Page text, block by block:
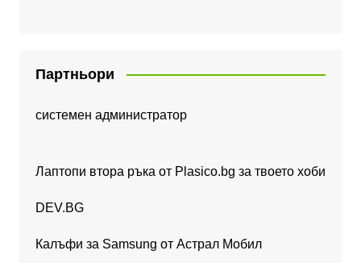
Партньори
системен администратор
Лаптопи втора ръка от Plasico.bg за твоето хоби
DEV.BG
Калъфи за Samsung от Астрал Мобил